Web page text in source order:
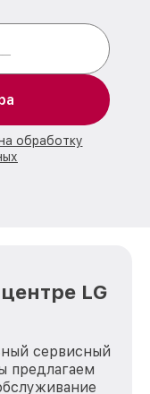
обработку
LG
сервисный
предлагаем